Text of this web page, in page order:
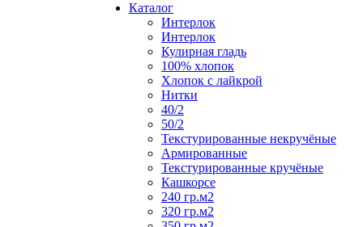
Каталог
Интерлок
Интерлок
Кулирная гладь
100% хлопок
Хлопок с лайкрой
Нитки
40/2
50/2
Текстурированные некручёные
Армированные
Текстурированные кручёные
Кашкорсе
240 гр.м2
320 гр.м2